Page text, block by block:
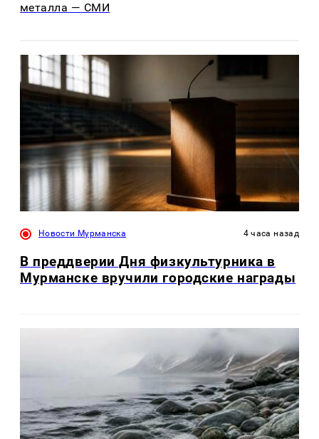
металла — СМИ
Новости Мурманска 4 часа назад
В преддверии Дня физкультурника в
Мурманске вручили городские награды